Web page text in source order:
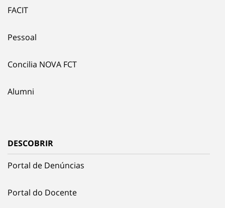
FACIT
Pessoal
Concilia NOVA FCT
Alumni
DESCOBRIR
Portal de Denúncias
Portal do Docente